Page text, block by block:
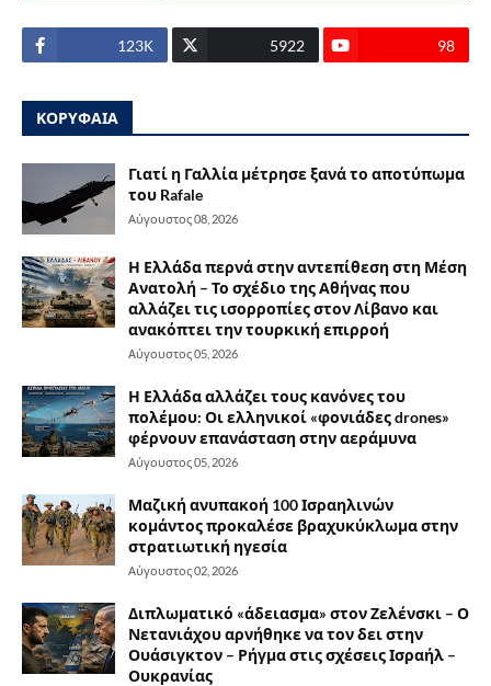
123Κ 5922 98
ΚΟΡΥΦΑΙΑ
Γιατί η Γαλλία μέτρησε ξανά το αποτύπωμα
του Rafale
Αύγουστος 08, 2026
Η Ελλάδα περνά στην αντεπίθεση στη Μέση
Ανατολή – Το σχέδιο της Αθήνας που
αλλάζει τις ισορροπίες στον Λίβανο και
ανακόπτει την τουρκική επιρροή
Αύγουστος 05, 2026
Η Ελλάδα αλλάζει τους κανόνες του
πολέμου: Οι ελληνικοί «φονιάδες drones»
φέρνουν επανάσταση στην αεράμυνα
Αύγουστος 05, 2026
Μαζική ανυπακοή 100 Ισραηλινών
κομάντος προκαλέσε βραχυκύκλωμα στην
στρατιωτική ηγεσία
Αύγουστος 02, 2026
Διπλωματικό «άδειασμα» στον Ζελένσκι – Ο
Νετανιάχου αρνήθηκε να τον δει στην
Ουάσιγκτον – Ρήγμα στις σχέσεις Ισραήλ –
Ουκρανίας